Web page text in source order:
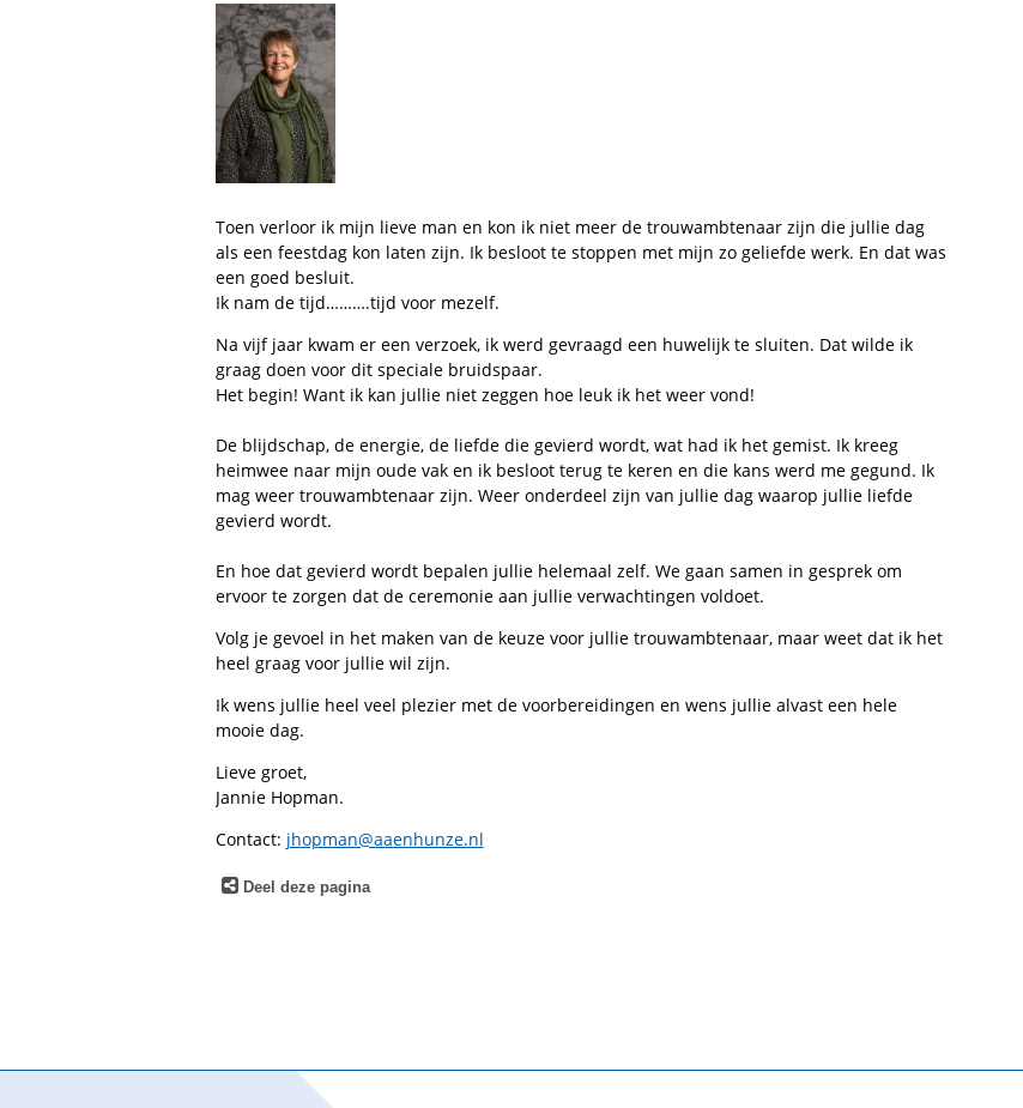
Toen verloor ik mijn lieve man en kon ik niet meer de trouwambtenaar zijn die jullie dag
als een feestdag kon laten zijn. Ik besloot te stoppen met mijn zo geliefde werk. En dat was
een goed besluit.
Ik nam de tijd……….tijd voor mezelf.
Na vijf jaar kwam er een verzoek, ik werd gevraagd een huwelijk te sluiten. Dat wilde ik
graag doen voor dit speciale bruidspaar.
Het begin! Want ik kan jullie niet zeggen hoe leuk ik het weer vond!
De blijdschap, de energie, de liefde die gevierd wordt, wat had ik het gemist. Ik kreeg
heimwee naar mijn oude vak en ik besloot terug te keren en die kans werd me gegund. Ik
mag weer trouwambtenaar zijn. Weer onderdeel zijn van jullie dag waarop jullie liefde
gevierd wordt.
En hoe dat gevierd wordt bepalen jullie helemaal zelf. We gaan samen in gesprek om
ervoor te zorgen dat de ceremonie aan jullie verwachtingen voldoet.
Volg je gevoel in het maken van de keuze voor jullie trouwambtenaar, maar weet dat ik het
heel graag voor jullie wil zijn.
Ik wens jullie heel veel plezier met de voorbereidingen en wens jullie alvast een hele
mooie dag.
Lieve groet,
Jannie Hopman.
Contact: jhopman@aaenhunze.nl
Deel deze pagina